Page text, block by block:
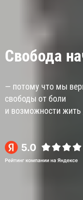
Свобода
— потому что мы
свободы от боли
и возможности